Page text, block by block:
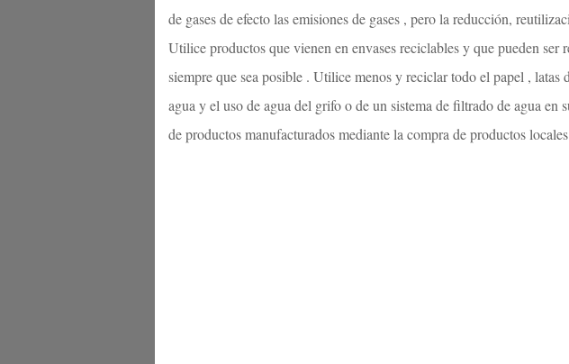
de gases de efecto las emisiones de gases , pero la reducción,
Utilice productos que vienen en envases reciclables y que pueden
siempre que sea posible . Utilice menos y reciclar todo el papel ,
agua y el uso de agua del grifo o de un sistema de filtrado de agua
de productos manufacturados mediante la compra de productos